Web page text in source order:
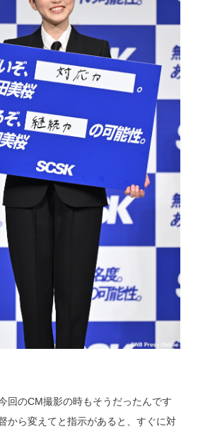
回のCM撮影の時もそうだったんです
から変えてと指示があると、すぐに対